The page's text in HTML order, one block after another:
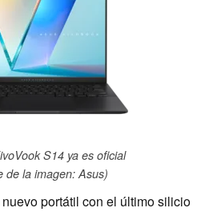
S14 ya es oficial
de la imagen: Asus)
portátil con el último silicio